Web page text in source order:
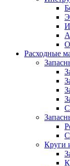
Расходные
Круги